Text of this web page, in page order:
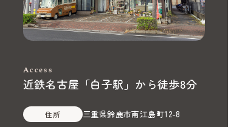
Access
近鉄名古屋「白子駅」から徒歩8分
住所 三重県鈴鹿市南江島町12-8